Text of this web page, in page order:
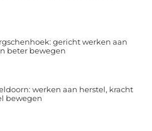
gericht werken aan
beter bewegen
werken aan herstel, kracht
bewegen